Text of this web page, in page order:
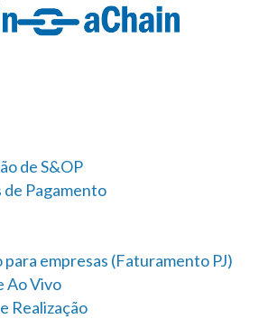
de S&OP
de Pagamento
empresas (Faturamento PJ)
Ao Vivo
Realização